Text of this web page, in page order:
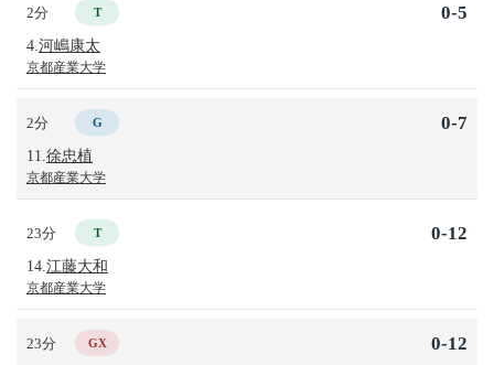
2分 T
4. 河嶋康太
京都産業大学
0-5
2分 G
11. 徐忠植
京都産業大学
0-7
23分 T
14. 江藤大和
京都産業大学
0-12
23分 GX 0-12